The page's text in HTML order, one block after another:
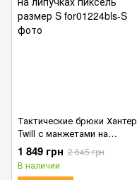
Тактические брюки Хантер
Twill с манжетами на
липучках пиксель размер S
1 849 грн 2 645 грн
В наличии